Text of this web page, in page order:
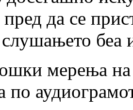
пред да се
беа
мерења на
по